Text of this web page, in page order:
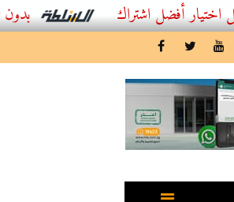
أفضل اشتراك IPTV بدون تقطيع 2026 – دليل المشاهد العصري